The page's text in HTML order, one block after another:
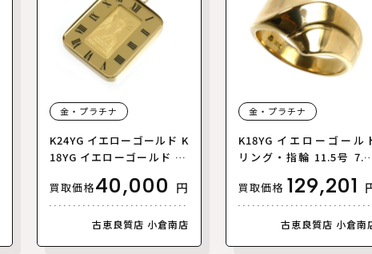
金・プラチナ
K24YG イエローゴールド K
18YG イエローゴールド 1g
プ 6.2g ガラス入り【中
古】
買取価格40,000 円
古恵良質店 小倉南店
金・プラチナ
K18YG イエローゴール
リング・指輪 11.5号
買取価格 129,201
古恵良質店 小倉南